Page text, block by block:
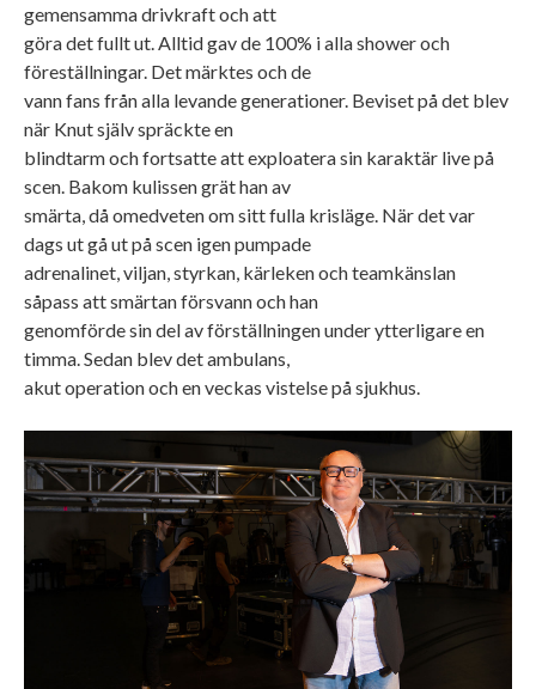
gemensamma drivkraft och att
göra det fullt ut. Alltid gav de 100% i alla shower och
föreställningar. Det märktes och de
vann fans från alla levande generationer. Beviset på det blev
när Knut själv spräckte en
blindtarm och fortsatte att exploatera sin karaktär live på
scen. Bakom kulissen grät han av
smärta, då omedveten om sitt fulla krisläge. När det var
dags ut gå ut på scen igen pumpade
adrenalinet, viljan, styrkan, kärleken och teamkänslan
såpass att smärtan försvann och han
genomförde sin del av förställningen under ytterligare en
timma. Sedan blev det ambulans,
akut operation och en veckas vistelse på sjukhus.